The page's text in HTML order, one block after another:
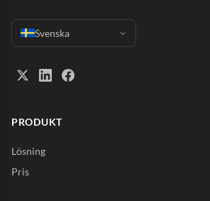
Svenska
PRODUKT
Lösning
Pris